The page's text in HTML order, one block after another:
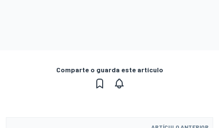
Comparte o guarda este artículo